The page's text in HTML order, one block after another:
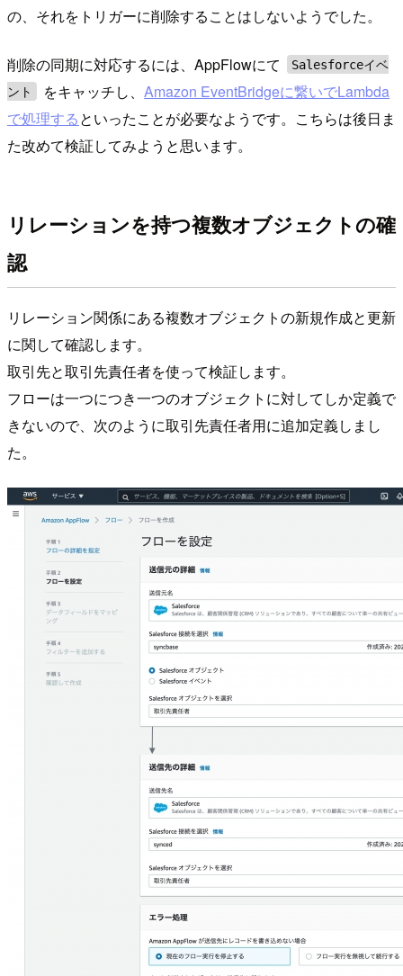
の、それをトリガーに削除することはしないようでした。
削除の同期に対応するには、AppFlowにて
Salesforceイベ
ント
をキャッチし、Amazon EventBridgeに繋いでLambda
で処理するといったことが必要なようです。こちらは後日ま
た改めて検証してみようと思います。
リレーションを持つ複数オブジェクトの確
認
リレーション関係にある複数オブジェクトの新規作成と更新
に関して確認します。
取引先と取引先責任者を使って検証します。
フローは一つにつき一つのオブジェクトに対してしか定義で
きないので、次のように取引先責任者用に追加定義しまし
た。